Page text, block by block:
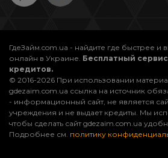
ГдеЗайм.com.ua - найдите где быстрее и
онлайн в Украине. Бесплатный
кредитов.
© 2016-2026 При использовании
gdezaim.com.ua ссылка на источник
- информационный сайт, не является
учреждения и не выдает кредиты. Мы
чтобы сделать сайт gdezaim.com.ua
Подробнее см. политику